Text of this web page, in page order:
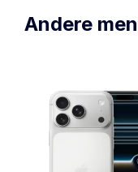
Andere